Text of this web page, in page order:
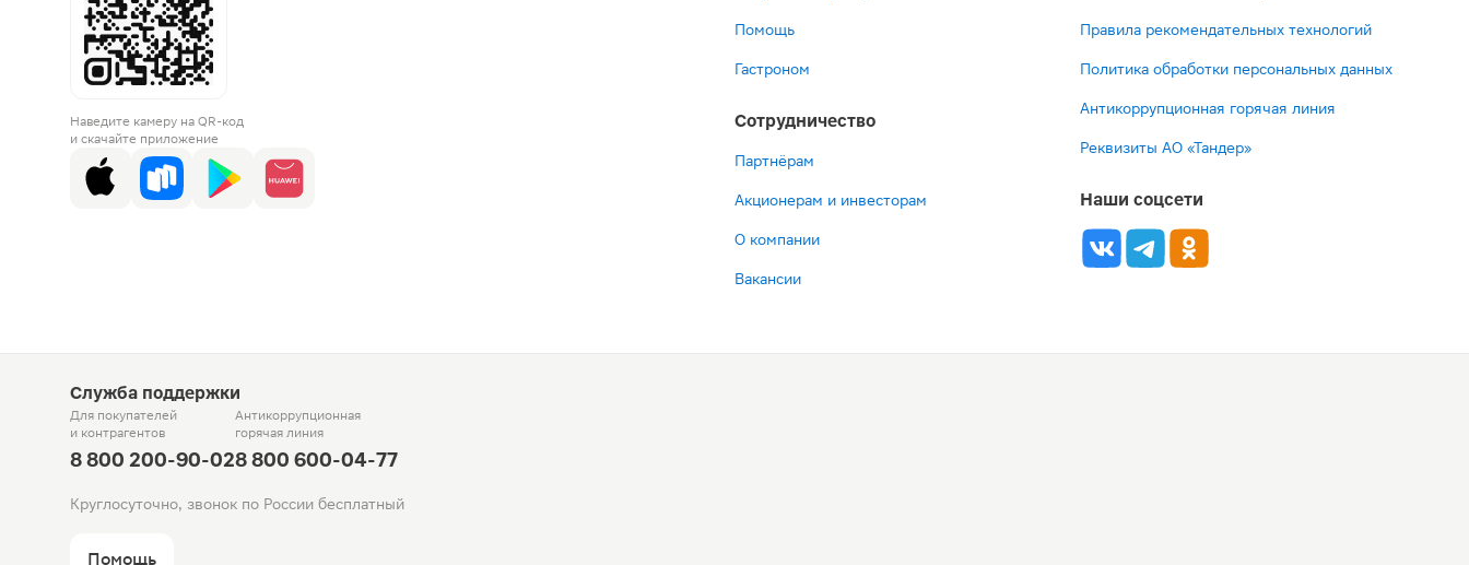
Наведите камеру на QR-код
и скачайте приложение
Помощь
Гастроном
Сотрудничество
Партнёрам
Акционерам и инвесторам
О компании
Вакансии
Правила рекомендательных технологий
Политика обработки персональных данных
Антикоррупционная горячая линия
Реквизиты АО «Тандер»
Наши соцсети
Служба поддержки
Для покупателей
и контрагентов
8 800 200-90-02
Антикоррупционная
горячая линия
8 800 600-04-77
Круглосуточно, звонок по России бесплатный
Помощь